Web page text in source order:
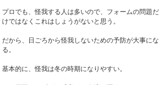
プロでも、怪我する人は多いので、フォームの問題だ
けではなくこれはしょうがないと思う。
だから、日ごろから怪我しないための予防が大事にな
る。
基本的に、怪我は冬の時期になりやすい。